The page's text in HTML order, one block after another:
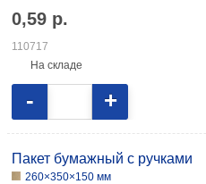
0,59 р.
110717
На складе
- +
Пакет бумажный с ручками
260×350×150 мм